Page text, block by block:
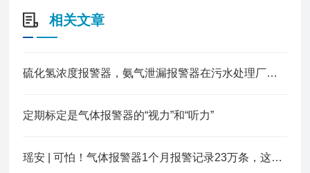
相关文章
硫化氢浓度报警器，氨气泄漏报警器在污水处理厂中的应用
定期标定是气体报警器的“视力”和“听力”
瑶安 | 可怕！气体报警器1个月报警记录23万条，这家企业怎么了？